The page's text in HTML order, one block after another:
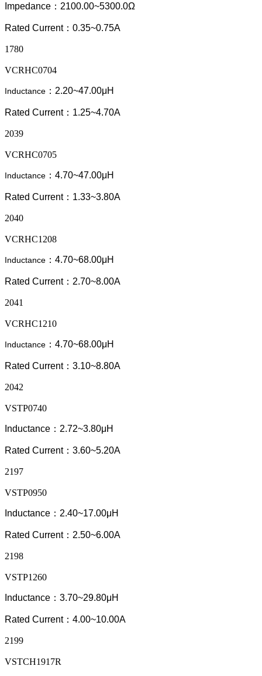
Impedance：2100.00~5300.0Ω
Rated Current：0.35~0.75A
1780
VCRHC0704
Inductance ：2.20~47.00μH
Rated Current：1.25~4.70A
2039
VCRHC0705
Inductance ：4.70~47.00μH
Rated Current：1.33~3.80A
2040
VCRHC1208
Inductance ：4.70~68.00μH
Rated Current：2.70~8.00A
2041
VCRHC1210
Inductance ：4.70~68.00μH
Rated Current：3.10~8.80A
2042
VSTP0740
Inductance：2.72~3.80μH
Rated Current：3.60~5.20A
2197
VSTP0950
Inductance：2.40~17.00μH
Rated Current：2.50~6.00A
2198
VSTP1260
Inductance：3.70~29.80μH
Rated Current：4.00~10.00A
2199
VSTCH1917R